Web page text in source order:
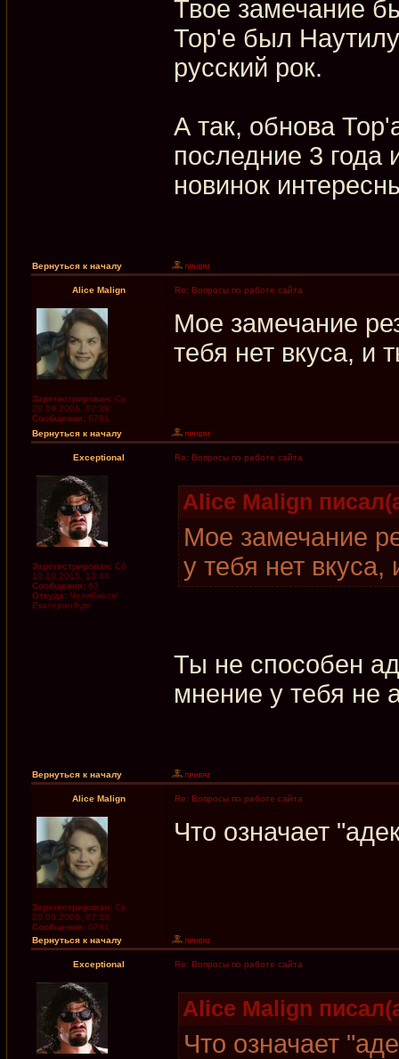
Твое замечание
Тор'е был
русский рок.
А так, обнова
последние 3 года
новинок
Вернуться к началу
Alice Malign Re: Вопросы по работе сайта
Зарегистрирован: Ср
20.09.2006, 07:38
Сообщения: 6781
Мое замечание
тебя нет вкуса, и
Вернуться к началу
Exceptional Re: Вопросы по работе сайта
Зарегистрирован: Сб
10.10.2015, 13:44
Сообщения: 63
Откуда: Челябинск/
Екатеринбург
Alice Malign
Мое замечание
у тебя нет
Ты не способен
мнение у тебя не
Вернуться к началу
Alice Malign Re: Вопросы по работе сайта
Зарегистрирован: Ср
20.09.2006, 07:38
Сообщения: 6781
Что означает
Вернуться к началу
Exceptional Re: Вопросы по работе сайта
Alice Malign
Что означает